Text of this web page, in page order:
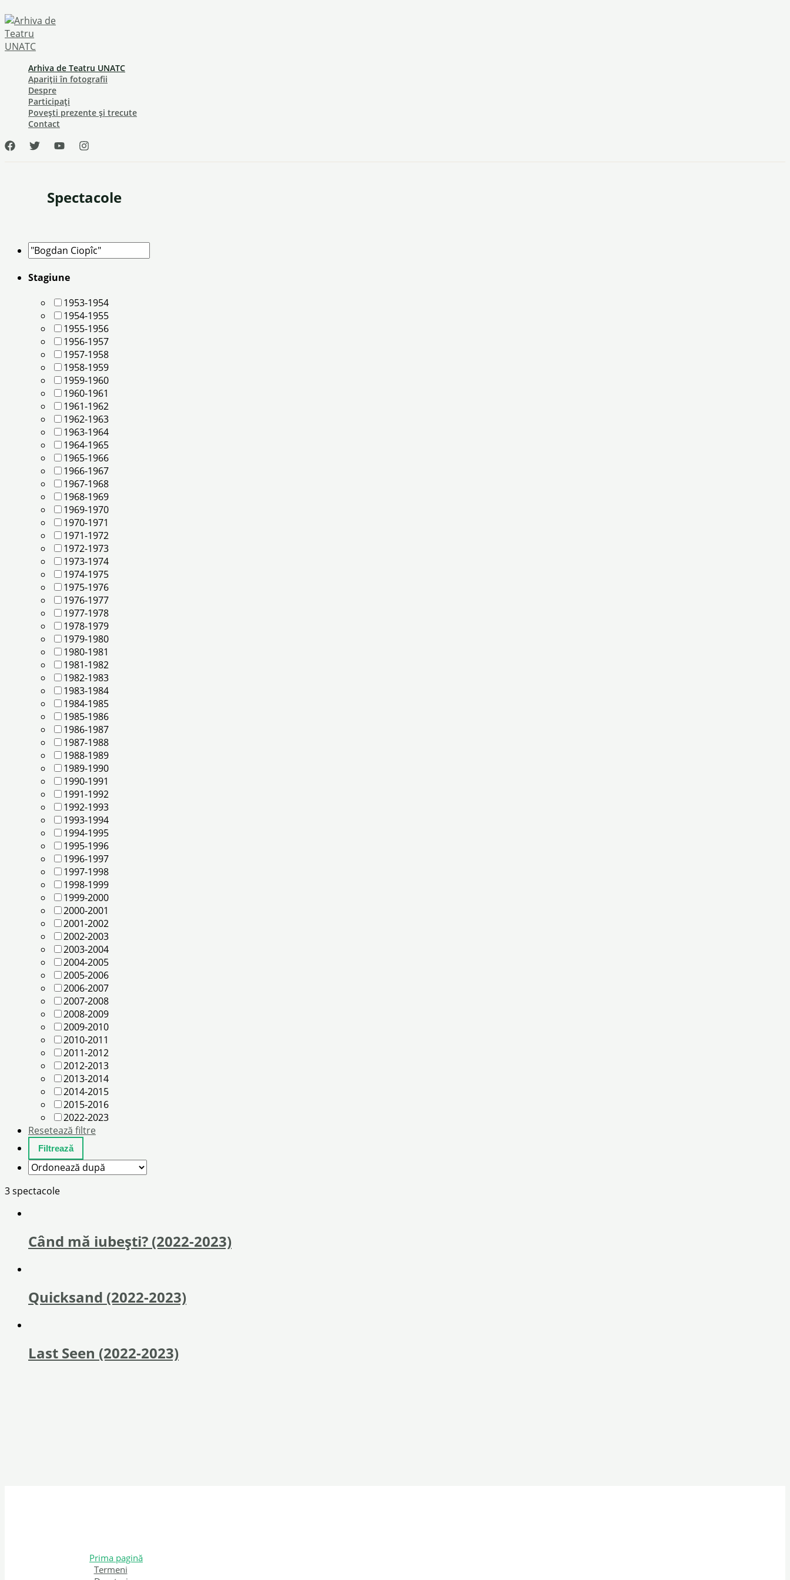
to
content
Arhiva de Teatru UNATC
Apariții în fotografii
Despre
Participați
Povești prezente și trecute
Contact
Spectacole
Stagiune
1953-1954
1954-1955
1955-1956
1956-1957
1957-1958
1958-1959
1959-1960
1960-1961
1961-1962
1962-1963
1963-1964
1964-1965
1965-1966
1966-1967
1967-1968
1968-1969
1969-1970
1970-1971
1971-1972
1972-1973
1973-1974
1974-1975
1975-1976
1976-1977
1977-1978
1978-1979
1979-1980
1980-1981
1981-1982
1982-1983
1983-1984
1984-1985
1985-1986
1986-1987
1987-1988
1988-1989
1989-1990
1990-1991
1991-1992
1992-1993
1993-1994
1994-1995
1995-1996
1996-1997
1997-1998
1998-1999
1999-2000
2000-2001
2001-2002
2002-2003
2003-2004
2004-2005
2005-2006
2006-2007
2007-2008
2008-2009
2009-2010
2010-2011
2011-2012
2012-2013
2013-2014
2014-2015
2015-2016
2022-2023
Resetează filtre
3 spectacole
Când mă iubești? (2022-2023)
Quicksand (2022-2023)
Last Seen (2022-2023)
Prima pagină
Termeni